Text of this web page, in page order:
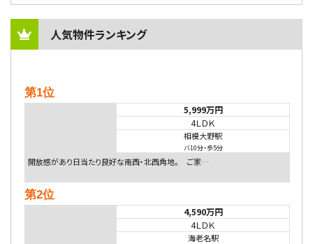
人気物件ランキング
第1位
5,999万円
4ＬＤＫ
相模大野駅
バ10分・歩5分
開放感があり日当たり良好な南西・北西角地。 ご家…
第2位
4,590万円
4ＬＤＫ
海老名駅